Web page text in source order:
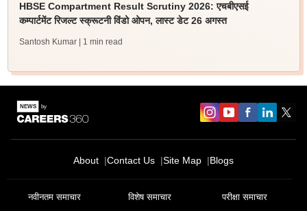
HBSE Compartment Result Scrutiny 2026: एचबीएसई
कम्पार्टमेंट रिजल्ट स्क्रूटनी विंडो ओपन, लास्ट डेट 26 अगस्त
Santosh Kumar | 1 min read
About Contact Us Site Map Blogs
नवीनतम समाचार विशेष समाचार परीक्षा समाचार